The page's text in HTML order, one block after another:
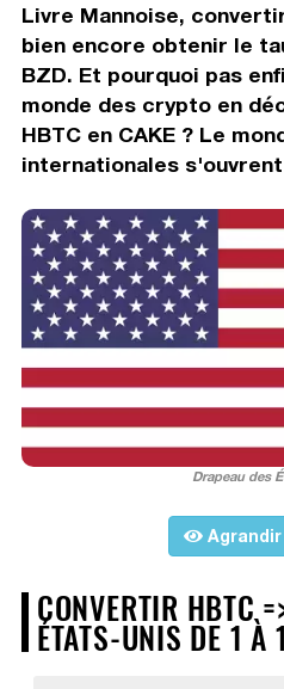
Livre Mannoise,
bien encore obtenir le
BZD. Et pourquoi pas
monde des crypto en
HBTC en CAKE ? Le
internationales s'ouvrent
Drapeau des
CONVERTIR HBTC
ÉTATS-UNIS DE 1